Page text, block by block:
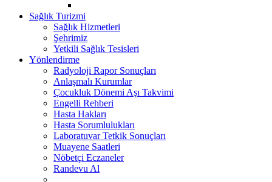
Sağlık Turizmi
Sağlık Hizmetleri
Şehrimiz
Yetkili Sağlık Tesisleri
Yönlendirme
Radyoloji Rapor Sonuçları
Anlaşmalı Kurumlar
Çocukluk Dönemi Aşı Takvimi
Engelli Rehberi
Hasta Hakları
Hasta Sorumlulukları
Laboratuvar Tetkik Sonuçları
Muayene Saatleri
Nöbetçi Eczaneler
Randevu Al